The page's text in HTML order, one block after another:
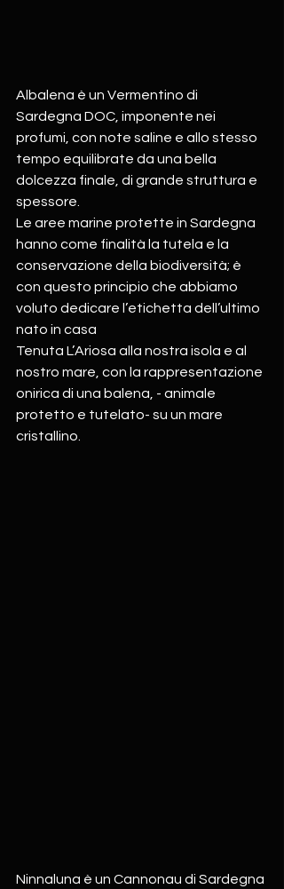
Albalena è un Vermentino di
Sardegna DOC, imponente nei
profumi, con note saline e allo stesso
tempo equilibrate da una bella
dolcezza finale, di grande struttura e
spessore.
Le aree marine protette in Sardegna
hanno come finalità la tutela e la
conservazione della biodiversità; è
con questo principio che abbiamo
voluto dedicare l’etichetta dell’ultimo
nato in casa
Tenuta L’Ariosa alla nostra isola e al
nostro mare, con la rappresentazione
onirica di una balena, - animale
protetto e tutelato- su un mare
cristallino.
Ninnaluna è un Cannonau di Sardegna